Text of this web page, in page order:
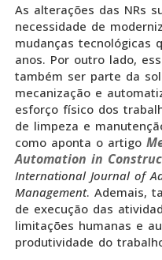
As alterações das NRs
necessidade de
mudanças tecnológicas
anos. Por outro lado,
também ser parte da
mecanização e
esforço físico dos
de limpeza e
como aponta o artigo
Automation in
International Journal of
Management. Ademais,
de execução das
limitações humanas e
produtividade do